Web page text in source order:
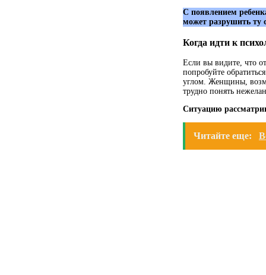
С появлением
может разрушить ту
Когда идти к
Если вы видите, что
попробуйте
углом. Женщины,
трудно понять
Ситуацию
Читайте еще: